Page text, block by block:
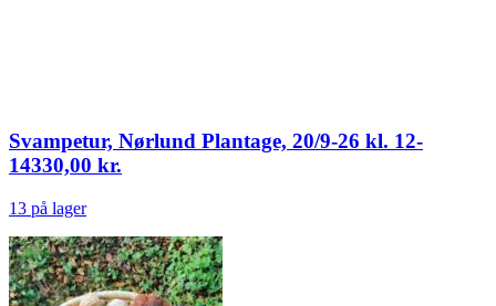
Svampetur, Nørlund Plantage, 20/9-26 kl. 12-
14330,00 kr.
13 på lager